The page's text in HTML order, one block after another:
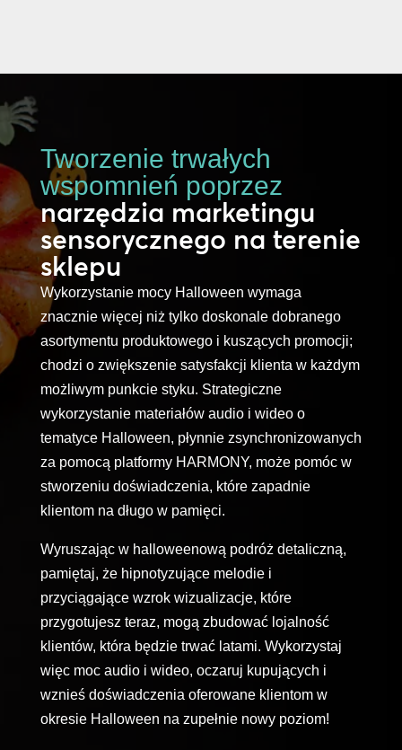
Tworzenie trwałych
wspomnień poprzez
narzędzia marketingu
sensorycznego na terenie
sklepu
Wykorzystanie mocy Halloween wymaga
znacznie więcej niż tylko doskonale dobranego
asortymentu produktowego i kuszących promocji;
chodzi o zwiększenie satysfakcji klienta w każdym
możliwym punkcie styku. Strategiczne
wykorzystanie materiałów audio i wideo o
tematyce Halloween, płynnie zsynchronizowanych
za pomocą platformy HARMONY, może pomóc w
stworzeniu doświadczenia, które zapadnie
klientom na długo w pamięci.
Wyruszając w halloweenową podróż detaliczną,
pamiętaj, że hipnotyzujące melodie i
przyciągające wzrok wizualizacje, które
przygotujesz teraz, mogą zbudować lojalność
klientów, która będzie trwać latami. Wykorzystaj
więc moc audio i wideo, oczaruj kupujących i
wznieś doświadczenia oferowane klientom w
okresie Halloween na zupełnie nowy poziom!